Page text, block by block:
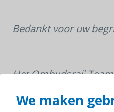
Bedankt voor uw
Het Ombudsrail Team
SHARE
We maken